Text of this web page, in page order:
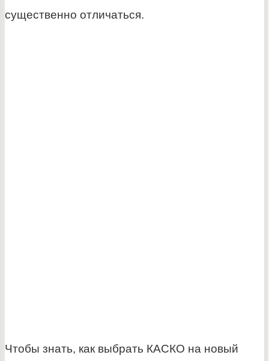
существенно отличаться.
Чтобы знать, как выбрать КАСКО на новый